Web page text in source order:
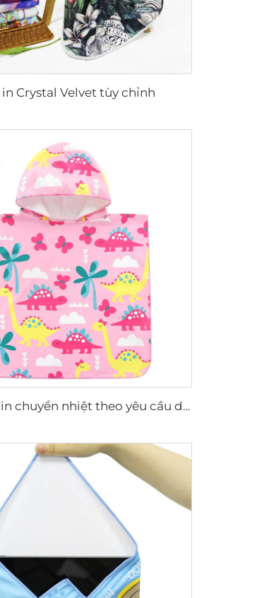
Crystal Velvet tùy chỉnh
Áo choàng in chuyển nhiệt theo yêu cầu dùng cho trẻ em